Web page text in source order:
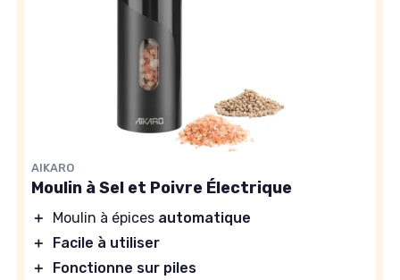
AIKARO
Moulin à Sel et Poivre Électrique
＋ Moulin à épices automatique
＋
Facile à utiliser
＋
Fonctionne sur piles